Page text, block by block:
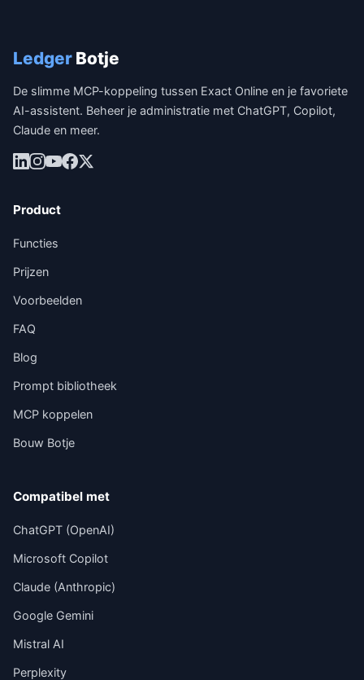
Ledger Botje
De slimme MCP-koppeling tussen Exact Online en je favoriete
AI-assistent. Beheer je administratie met ChatGPT, Copilot,
Claude en meer.
Product
Functies
Prijzen
Voorbeelden
FAQ
Blog
Prompt bibliotheek
MCP koppelen
Bouw Botje
Compatibel met
ChatGPT (OpenAI)
Microsoft Copilot
Claude (Anthropic)
Google Gemini
Mistral AI
Perplexity